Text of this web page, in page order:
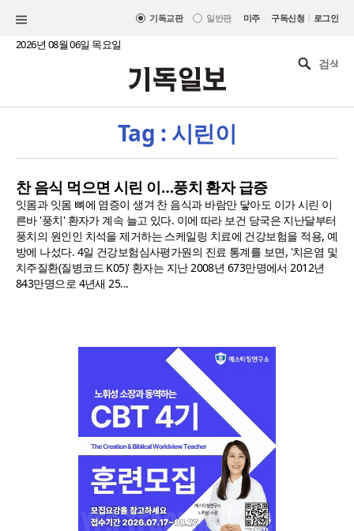
기독교판 일반판 미주 구독신청 | 로그인
2026년 08월 06일 목요일
Tag : 시린이
찬 음식 먹으면 시린 이…풍치 환자 급증
잇몸과 잇몸 뼈에 염증이 생겨 찬 음식과 바람만 닿아도 이가 시린 이
른바 '풍치' 환자가 계속 늘고 있다. 이에 따라 보건 당국은 지난달부터
풍치의 원인인 치석을 제거하는 스케일링 치료에 건강보험을 적용, 예
방에 나섰다. 4일 건강보험심사평가원의 진료 통계를 보면, '치은염 및
치주질환(질병코드 K05)' 환자는 지난 2008년 673만명에서 2012년
843만명으로 4년새 25...